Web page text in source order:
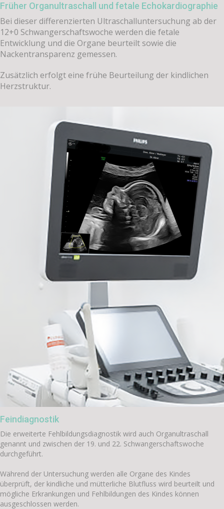
Früher Organultraschall und fetale Echokardiographie
Bei dieser differenzierten Ultraschalluntersuchung ab der
12+0 Schwangerschaftswoche werden die fetale
Entwicklung und die Organe beurteilt sowie die
Nackentransparenz gemessen.
Zusätzlich erfolgt eine frühe Beurteilung der kindlichen
Herzstruktur.
Feindiagnostik
Die erweiterte Fehlbildungsdiagnostik wird auch Organultraschall
genannt und zwischen der 19. und 22. Schwangerschaftswoche
durchgeführt.
Während der Untersuchung werden alle Organe des Kindes
überprüft, der kindliche und mütterliche Blutfluss wird beurteilt und
mögliche Erkrankungen und Fehlbildungen des Kindes können
ausgeschlossen werden.